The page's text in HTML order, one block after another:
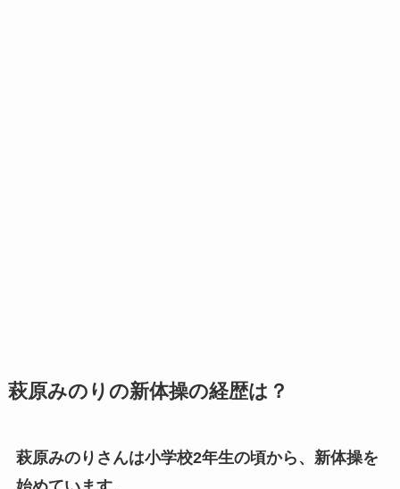
萩原みのりの新体操の経歴は？
萩原みのりさんは小学校2年生の頃から、新体操を